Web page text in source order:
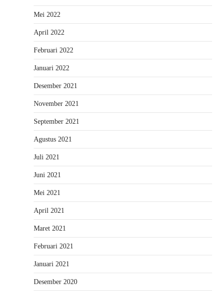
Mei 2022
April 2022
Februari 2022
Januari 2022
Desember 2021
November 2021
September 2021
Agustus 2021
Juli 2021
Juni 2021
Mei 2021
April 2021
Maret 2021
Februari 2021
Januari 2021
Desember 2020